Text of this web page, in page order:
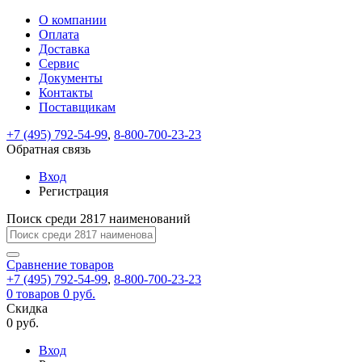
ВходРегистрация
test@example.com
отправлена
по
ней
завершения
регистрации.
Ок
Запомнить
меня
Забыли
Восстановление
пароля
Заполните
форму.
Мы
отправим
ссылку
указанный
электронный
перейдя
по
которой
вы
задать
На
вашу
почту
test@test.ru
ссылка.
Перейдите
по
для
смены
пароля.
Введите
новый
пароль
Сменить
Пароль
успешно
восстановлен
Обратная
связь
Сообщение
пользовательского
сообщение
успешно
отправлено.
О компании
Оплата
Доставка
Сервис
Документы
Контакты
Поставщикам
+7 (495) 792-54-99, 8-800-700-23-23
Обратная связь
Вход
Регистрация
Поиск среди 2817 наименований
Сравнение товаров
+7 (495) 792-54-99, 8-800-700-23-23
0 товаров 0 руб.
Скидка
0 руб.
Вход